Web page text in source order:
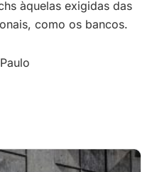
àquelas exigidas das
como os bancos.